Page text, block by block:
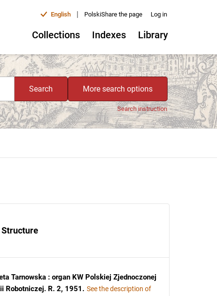
English | PolskiShare the page Log in
Collections Indexes Library
Search More search options
Search instruction
Structure
Tarnowska : organ KW Polskiej Zjednoczonej
Robotniczej. R. 2, 1951 . See the description of